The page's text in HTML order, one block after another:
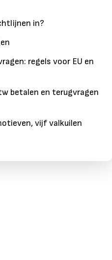
in?
regels voor EU en
betalen en terugvragen
vijf valkuilen